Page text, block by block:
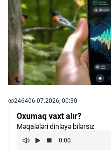
Texnoloji İnkişaf
İnnovasiya və
Robot və Cihazlar
Kriptovalyuta
246406.07.2026, 00:30
Oxumaq vaxt alır?
Məqalələri dinləyə bilərsiz